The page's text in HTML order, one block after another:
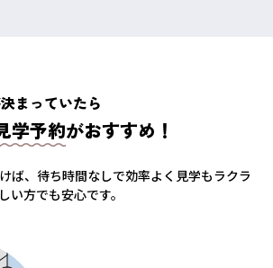
まっていたら
学予約がおすすめ！
ば、待ち時間なしで効率よく見学もラクラ
い方でも安心です。